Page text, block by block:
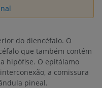
do diencéfalo. O
que também contém
hipófise. O epitálamo
a comissura
pineal.